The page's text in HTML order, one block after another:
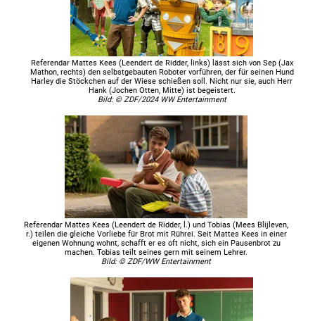
Referendar Mattes Kees (Leendert de Ridder, links) lässt sich von Sep (Jax
Mathon, rechts) den selbstgebauten Roboter vorführen, der für seinen Hund
Harley die Stöckchen auf der Wiese schießen soll. Nicht nur sie, auch Herr
Hank (Jochen Otten, Mitte) ist begeistert.
Bild: © ZDF/2024 WW Entertainment
Referendar Mattes Kees (Leendert de Ridder, l.) und Tobias (Mees Blijleven,
r.) teilen die gleiche Vorliebe für Brot mit Rührei. Seit Mattes Kees in einer
eigenen Wohnung wohnt, schafft er es oft nicht, sich ein Pausenbrot zu
machen. Tobias teilt seines gern mit seinem Lehrer.
Bild: © ZDF/WW Entertainment